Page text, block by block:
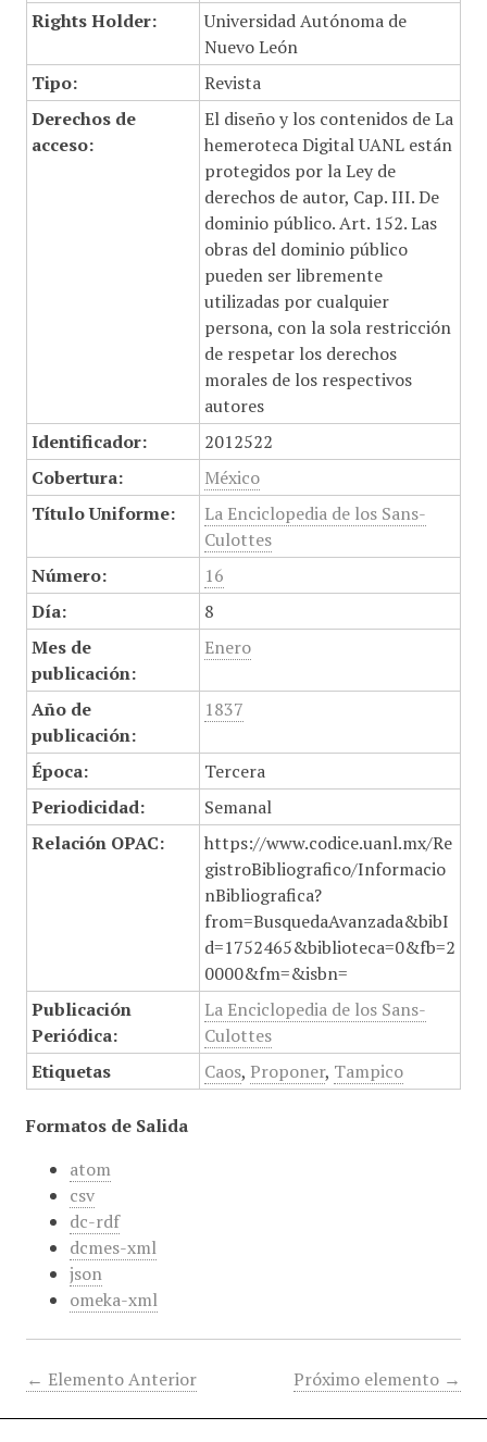
Rights Holder:
Universidad Autónoma de
Nuevo León
Tipo:
Revista
Derechos de
acceso:
El diseño y los contenidos de La
hemeroteca Digital UANL están
protegidos por la Ley de
derechos de autor, Cap. III. De
dominio público. Art. 152. Las
obras del dominio público
pueden ser libremente
utilizadas por cualquier
persona, con la sola restricción
de respetar los derechos
morales de los respectivos
autores
Identificador:
2012522
Cobertura:
México
Título Uniforme:
La Enciclopedia de los Sans-
Culottes
Número:
16
Día:
8
Mes de
publicación:
Enero
Año de
publicación:
1837
Época:
Tercera
Periodicidad:
Semanal
Relación OPAC:
https://www.codice.uanl.mx/Re
gistroBibliografico/Informacio
nBibliografica?
from=BusquedaAvanzada&bibI
d=1752465&biblioteca=0&fb=2
0000&fm=&isbn=
Publicación
Periódica:
La Enciclopedia de los Sans-
Culottes
Etiquetas
Caos, Proponer, Tampico
Formatos de Salida
atom
csv
dc-rdf
dcmes-xml
json
omeka-xml
← Elemento Anterior Próximo elemento →